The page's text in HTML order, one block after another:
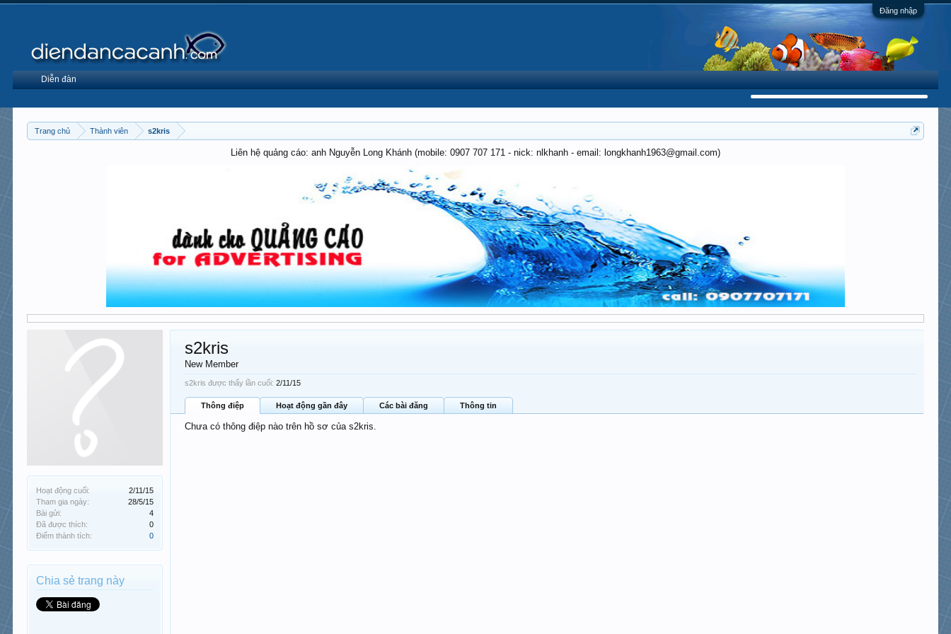
Đăng nhập
Trang chủ Thành viên s2kris
Liên hệ quảng cáo: anh Nguyễn Long Khánh (mobile: 0907 707 171 - nick: nlkhanh - email: longkhanh1963@gmail.com)
Hoạt động cuối:
2/11/15
Tham gia ngày:
28/5/15
Bài gửi:
4
Đã được thích:
0
Điểm thành tích:
0
Chia sẻ trang này
s2kris
New Member
s2kris được thấy lần cuối: 2/11/15
Thông điệp Hoạt động gần đây Các bài đăng Thông tin
Chưa có thông điệp nào trên hồ sơ của s2kris.
Diễn đàn